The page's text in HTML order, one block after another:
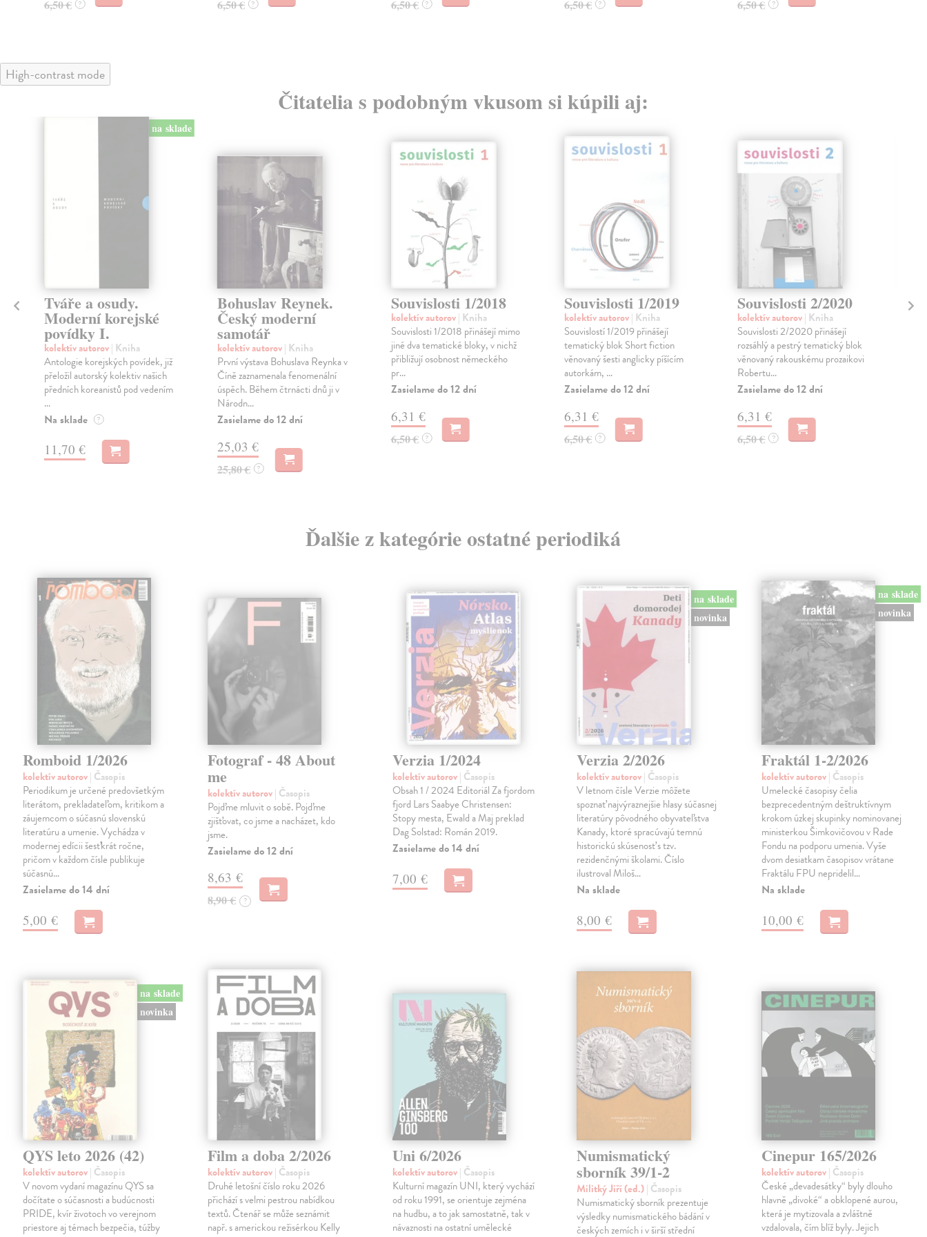
6,50 € ? 6,50 € ? 6,50 € ? 6,50 € ? 6,50 € ?
High-contrast mode
Čitatelia s podobným vkusom si kúpili aj:
na sklade
Tváře a osudy.
Moderní korejské
povídky I.
kolektív autorov| Kniha
Antologie korejských povídek, již
přeložil autorský kolektiv našich
předních koreanistů pod vedením
...
Na sklade ?
11,70 €
Bohuslav Reynek.
Český moderní
samotář
kolektív autorov| Kniha
První výstava Bohuslava Reynka v
Číně zaznamenala fenomenální
úspěch. Během čtrnácti dnů ji v
Národn...
Zasielame do 12 dní
25,03 €
25,80 € ?
Souvislosti 1/2018
kolektív autorov| Kniha
Souvislosti 1/2018 přinášejí mimo
jiné dva tematické bloky, v nichž
přibližují osobnost německého
pr...
Zasielame do 12 dní
6,31 €
6,50 € ?
Souvislosti 1/2019
kolektív autorov| Kniha
Souvislostí 1/2019 přinášejí
tematický blok Short fiction
věnovaný šesti anglicky píšícím
autorkám, ...
Zasielame do 12 dní
6,31 €
6,50 € ?
Souvislosti 2/2020
kolektív autorov| Kniha
Souvislosti 2/2020 přinášejí
rozsáhlý a pestrý tematický blok
věnovaný rakouskému prozaikovi
Robertu...
Zasielame do 12 dní
6,31 €
6,50 € ?
Ďalšie z kategórie ostatné periodiká
Romboid 1/2026
kolektív autorov| Časopis
Periodikum je určené predovšetkým
literátom, prekladateľom, kritikom a
záujemcom o súčasnú slovenskú
literatúru a umenie. Vychádza v
modernej edícii šesťkrát ročne,
pričom v každom čísle publikuje
súčasnú…
Zasielame do 14 dní
5,00 €
Fotograf - 48 About
me
kolektív autorov| Časopis
Pojďme mluvit o sobě. Pojďme
zjišťovat, co jsme a nacházet, kdo
jsme.
Zasielame do 12 dní
8,63 €
8,90 € ?
Verzia 1/2024
kolektív autorov| Časopis
Obsah 1 / 2024 Editoriál Za fjordom
fjord Lars Saabye Christensen:
Stopy mesta, Ewald a Maj preklad
Dag Solstad: Román 2019.
Zasielame do 14 dní
7,00 €
na sklade
novinka
Verzia 2/2026
kolektív autorov| Časopis
V letnom čísle Verzie môžete
spoznať najvýraznejšie hlasy súčasnej
literatúry pôvodného obyvateľstva
Kanady, ktoré spracúvajú temnú
historickú skúsenosť s tzv.
rezidenčnými školami. Číslo
ilustroval Miloš…
Na sklade
8,00 €
na sklade
novinka
Fraktál 1-2/2026
kolektív autorov| Časopis
Umelecké časopisy čelia
bezprecedentným deštruktívnym
krokom úzkej skupinky nominovanej
ministerkou Šimkovičovou v Rade
Fondu na podporu umenia. Vyše
dvom desiatkam časopisov vrátane
Fraktálu FPU nepridelil…
Na sklade
10,00 €
na sklade
novinka
QYS leto 2026 (42)
kolektív autorov| Časopis
V novom vydaní magazínu QYS sa
dočítate o súčasnosti a budúcnosti
PRIDE, kvír životoch vo verejnom
priestore aj témach bezpečia, túžby
Film a doba 2/2026
kolektív autorov| Časopis
Druhé letošní číslo roku 2026
přichází s velmi pestrou nabídkou
textů. Čtenář se může seznámit
např. s americkou režisérkou Kelly
Uni 6/2026
kolektív autorov| Časopis
Kulturní magazín UNI, který vychází
od roku 1991, se orientuje zejména
na hudbu, a to jak samostatně, tak v
návaznosti na ostatní umělecké
Numismatický
sborník 39/1-2
Militký Jiří (ed.)| Časopis
Numismatický sborník prezentuje
výsledky numismatického bádání v
českých zemích i v širší střední
Cinepur 165/2026
kolektív autorov| Časopis
České „devadesátky“ byly dlouho
hlavně „divoké“ a obklopené aurou,
která je mytizovala a zvláštně
vzdalovala, čím blíž byly. Jejich